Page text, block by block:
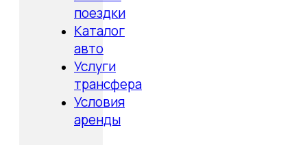
поездки
Каталог
авто
Услуги
трансфера
Условия
аренды